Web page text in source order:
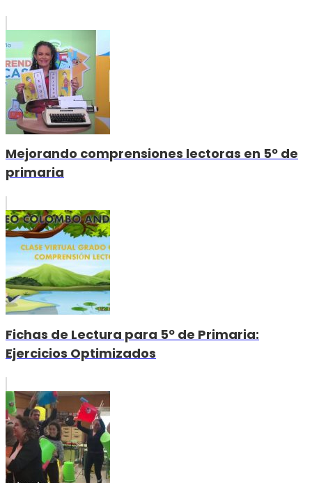
Mejorando comprensiones lectoras en 5º de
primaria
Fichas de Lectura para 5º de Primaria:
Ejercicios Optimizados